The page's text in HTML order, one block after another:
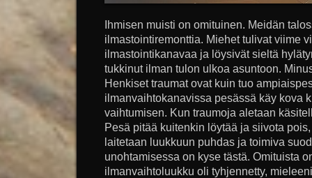
Ihmisen muisti on omituinen. Meidän
ilmastointiremonttia. Miehet tulivat viime
ilmastointikanavaa ja löysivät sieltä
tukkinut ilman tulon ulkoa asuntoon.
Henkiset traumat ovat kuin tuo
ilmanvaihtokanavissa pesässä käy kova
vaihtumisen. Kun traumoja aletaan
Pesä pitää kuitenkin löytää ja siivota
laitetaan luukkuun puhdas ja toimiva
unohtamisessa on kyse tästä. Omituista
ilmanvaihtoluukku oli tyhjennetty,